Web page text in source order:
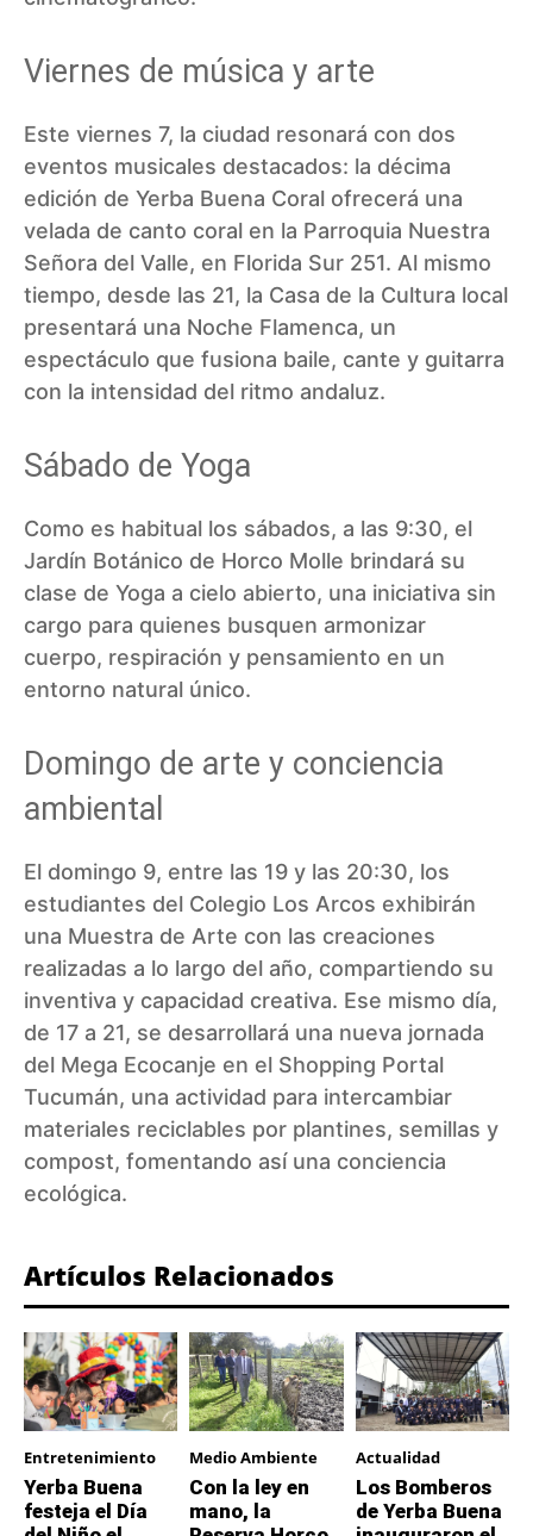
Viernes de música y arte
Este viernes 7, la ciudad resonará con dos
eventos musicales destacados: la décima
edición de Yerba Buena Coral ofrecerá una
velada de canto coral en la Parroquia Nuestra
Señora del Valle, en Florida Sur 251. Al mismo
tiempo, desde las 21, la Casa de la Cultura local
presentará una Noche Flamenca, un
espectáculo que fusiona baile, cante y guitarra
con la intensidad del ritmo andaluz.
Sábado de Yoga
Como es habitual los sábados, a las 9:30, el
Jardín Botánico de Horco Molle brindará su
clase de Yoga a cielo abierto, una iniciativa sin
cargo para quienes busquen armonizar
cuerpo, respiración y pensamiento en un
entorno natural único.
Domingo de arte y conciencia
ambiental
El domingo 9, entre las 19 y las 20:30, los
estudiantes del Colegio Los Arcos exhibirán
una Muestra de Arte con las creaciones
realizadas a lo largo del año, compartiendo su
inventiva y capacidad creativa. Ese mismo día,
de 17 a 21, se desarrollará una nueva jornada
del Mega Ecocanje en el Shopping Portal
Tucumán, una actividad para intercambiar
materiales reciclables por plantines, semillas y
compost, fomentando así una conciencia
ecológica.
Artículos Relacionados
Entretenimiento
Yerba Buena
festeja el Día
Medio Ambiente
Con la ley en
mano, la
Actualidad
Los Bomberos
de Yerba Buena